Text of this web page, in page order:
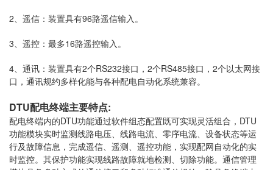
2、遥信：装置具有96路遥信输入。
3、遥控：最多16路遥控输入。
4、通讯：装置具有2个RS232接口，2个RS485接口，2个以太网接
口，通讯规约多样化能与各种配电自动化系统兼容。
DTU配电终端主要特点:
配电终端内的DTU功能通过软件组态配置既可实现灵活组合，DTU
功能模块实时监测线路电压、线路电流、零序电流、设备状态等运
行及故障信息，完成遥信、遥测、遥控功能，实现配网自动化的实
时监控。其保护功能实现线路故障就地检测、切除功能。通信管理